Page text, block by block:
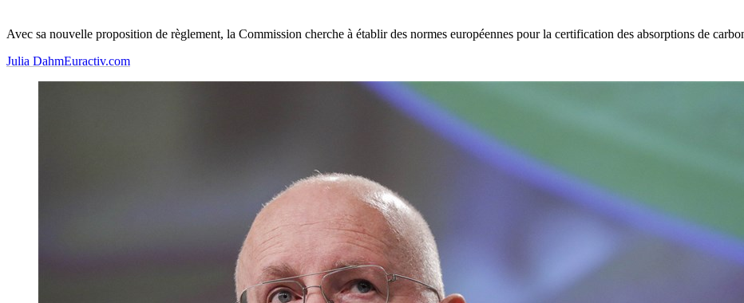
Avec sa nouvelle proposition de règlement, la Commission cherche à établir des normes européennes pour la certification des absorptions de
Julia DahmEuractiv.com